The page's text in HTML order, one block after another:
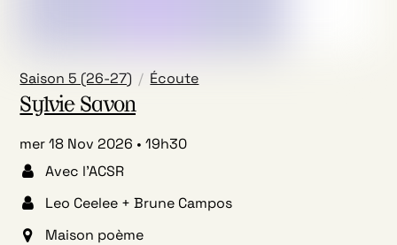
Saison 5 (26-27) Écoute
Sylvie Savon
mer 18 Nov 2026
19h30
Avec l’ACSR
Leo Ceelee + Brune Campos
Maison poème